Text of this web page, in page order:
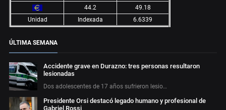
44.2
49.18
Unidad
Indexada 6.6339
ÚLTIMA SEMANA
Accidente grave en Durazno: tres personas resultaron
lesionadas
Dos adolescentes de 17 años sufrieron lesio…
Presidente Orsi destacó legado humano y profesional de
Gabriel Rossi